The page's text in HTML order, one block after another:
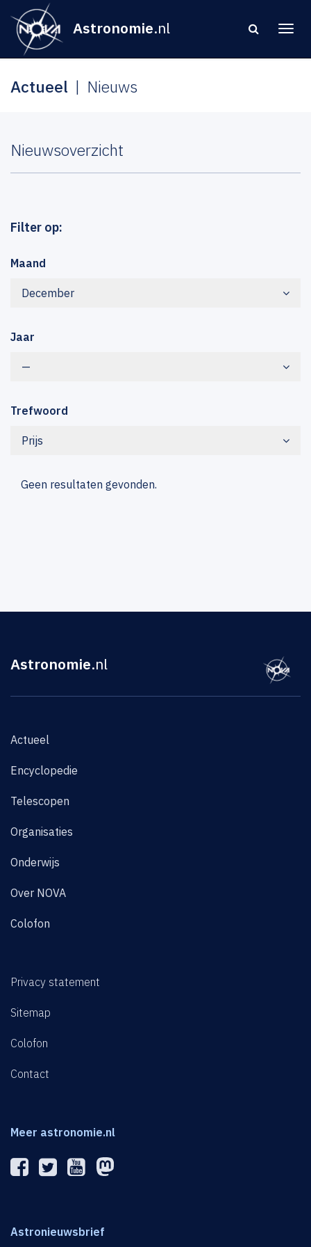
Astronomie.nl
Actueel Nieuws
Nieuwsoverzicht
Filter op:
Maand
December
Jaar
—
Trefwoord
Prijs
Geen resultaten gevonden.
Astronomie.nl
Actueel
Encyclopedie
Telescopen
Organisaties
Onderwijs
Over NOVA
Colofon
Privacy statement
Sitemap
Colofon
Contact
Meer astronomie.nl
Astronieuwsbrief